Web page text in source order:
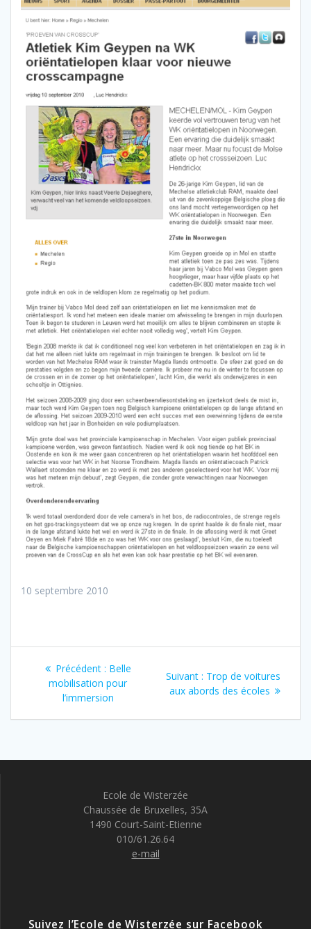
10 septembre 2010
Navigation
l’article
Précédent : Article
précédent
:
Belle
mobilisation pour
l’immersion
Suivant : Article
suivant
Trop de voitures
aux abords des écoles
Ecole de Wisterzée
Chaussée de Bruxelles, 35A
1490 Court-Saint-Etienne
010/61.26.64
e-mail
Suivez l’Ecole de Wisterzée sur Facebook